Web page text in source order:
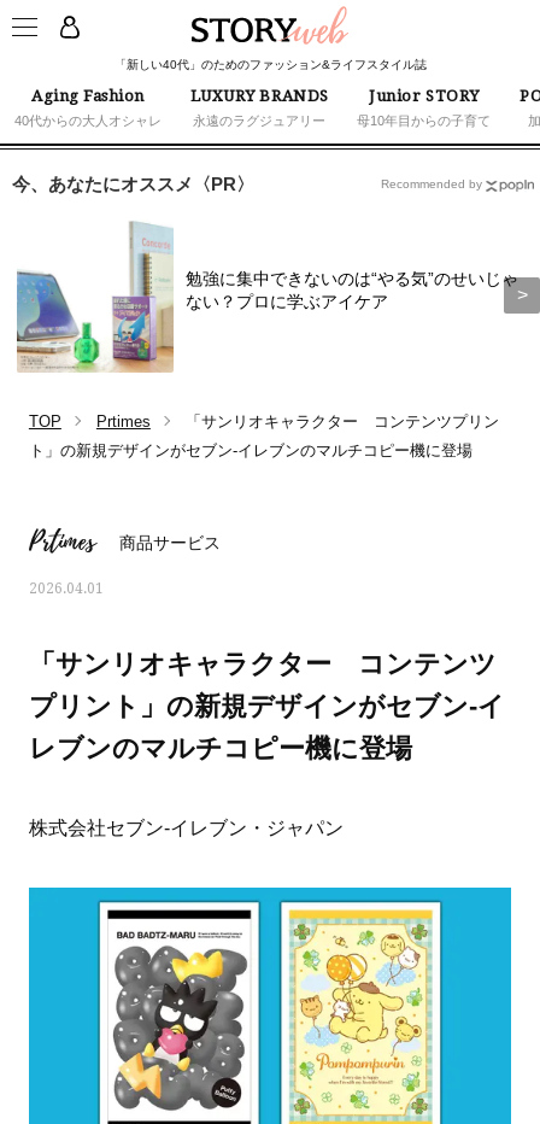
「新しい40代」のためのファッション&ライフスタイル誌
Aging Fashion
40代からの大人オシャレ
LUXURY BRANDS
永遠のラグジュアリー
Junior STORY
母10年目からの子育て
ママとパパに贈る「ジェンダーレ
ス学」
人気の40代髪型・ヘア
タログ
今、あなたにオススメ〈PR〉
勉強に集中できないのは“やる気”のせいじゃ
ない？プロに学ぶアイケア
Recommended by
TOP Prtimes
「サンリオキャラクター コンテンツプリン
ト」の新規デザインがセブン‐イレブンのマルチコピー機に登場
Prtimes 商品サービス
2026.04.01
「サンリオキャラクター コンテンツ
プリント」の新規デザインがセブン‐イ
レブンのマルチコピー機に登場
株式会社セブン‐イレブン・ジャパン